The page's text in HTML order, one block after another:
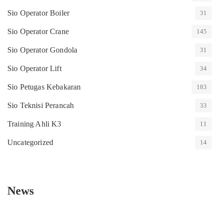
Sio Operator Boiler 31
Sio Operator Crane 145
Sio Operator Gondola 31
Sio Operator Lift 34
Sio Petugas Kebakaran 183
Sio Teknisi Perancah 33
Training Ahli K3 11
Uncategorized 14
News